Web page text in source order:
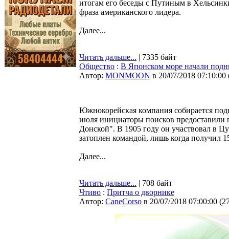
итогам его беседы с Путиным в
фраза американского лидера.
Далее...
Читать дальше... | 7335 байт
Общество : В Японском море начали
Автор: MONMOON в 20/07/2018 07:10:00
Южнокорейская компания собирается
июля инициаторы поисков предоставили
Донской". В 1905 году он участвовал в
затоплен командой, лишь когда получил
Далее...
Читать дальше... | 708 байт
Чтиво : Притча о дворнике
Автор: CaneCorso в 20/07/2018 07:00:00 (